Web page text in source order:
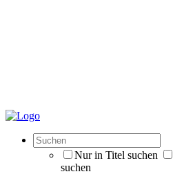
Nur in Titel suchen
suchen